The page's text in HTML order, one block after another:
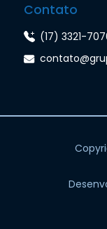
Contato
(17) 3321-